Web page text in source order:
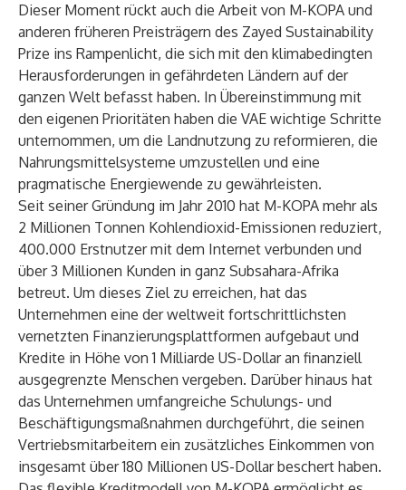
Dieser Moment rückt auch die Arbeit von M-KOPA und
anderen früheren Preisträgern des Zayed Sustainability
Prize ins Rampenlicht, die sich mit den klimabedingten
Herausforderungen in gefährdeten Ländern auf der
ganzen Welt befasst haben. In Übereinstimmung mit
den eigenen Prioritäten haben die VAE wichtige Schritte
unternommen, um die Landnutzung zu reformieren, die
Nahrungsmittelsysteme umzustellen und eine
pragmatische Energiewende zu gewährleisten.
Seit seiner Gründung im Jahr 2010 hat M-KOPA mehr als
2 Millionen Tonnen Kohlendioxid-Emissionen reduziert,
400.000 Erstnutzer mit dem Internet verbunden und
über 3 Millionen Kunden in ganz Subsahara-Afrika
betreut. Um dieses Ziel zu erreichen, hat das
Unternehmen eine der weltweit fortschrittlichsten
vernetzten Finanzierungsplattformen aufgebaut und
Kredite in Höhe von 1 Milliarde US-Dollar an finanziell
ausgegrenzte Menschen vergeben. Darüber hinaus hat
das Unternehmen umfangreiche Schulungs- und
Beschäftigungsmaßnahmen durchgeführt, die seinen
Vertriebsmitarbeitern ein zusätzliches Einkommen von
insgesamt über 180 Millionen US-Dollar beschert haben.